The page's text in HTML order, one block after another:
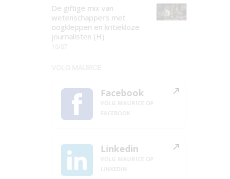
De giftige mix van
wetenschappers met
oogkleppen en kritiekloze
journalisten (H)
16/07
Facebook
Linkedin